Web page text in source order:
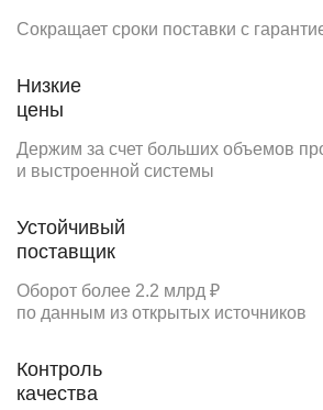
Сокращает сроки поставки с
Низкие
цены
Держим за счет больших объемов
и выстроенной системы
Устойчивый
поставщик
Оборот более 2.2 млрд ₽
по данным из открытых источников
Контроль
качества